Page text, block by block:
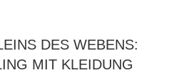
DES WEBENS:
MIT KLEIDUNG